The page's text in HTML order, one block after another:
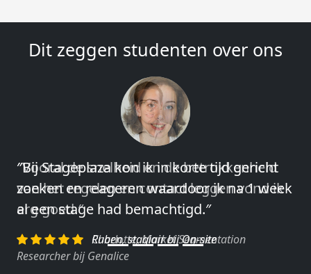
Dit zeggen studenten over ons
″Vooral de snelheid en de betrokkenheid
van het regelen en contact leggen vond ik
erg goed.″
Charlotte, Market Segmentation
Researcher bij Genalice